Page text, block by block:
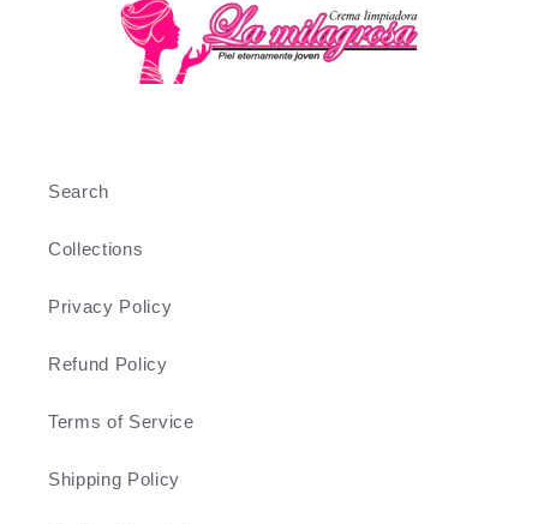
Search
Collections
Privacy Policy
Refund Policy
Terms of Service
Shipping Policy